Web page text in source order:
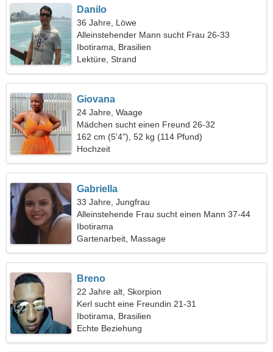
Danilo
36 Jahre, Löwe
Alleinstehender Mann sucht Frau 26-33
Ibotirama, Brasilien
Lektüre, Strand
Giovana
24 Jahre, Waage
Mädchen sucht einen Freund 26-32
162 cm (5'4"), 52 kg (114 Pfund)
Hochzeit
Gabriella
33 Jahre, Jungfrau
Alleinstehende Frau sucht einen Mann 37-44
Ibotirama
Gartenarbeit, Massage
Breno
22 Jahre alt, Skorpion
Kerl sucht eine Freundin 21-31
Ibotirama, Brasilien
Echte Beziehung